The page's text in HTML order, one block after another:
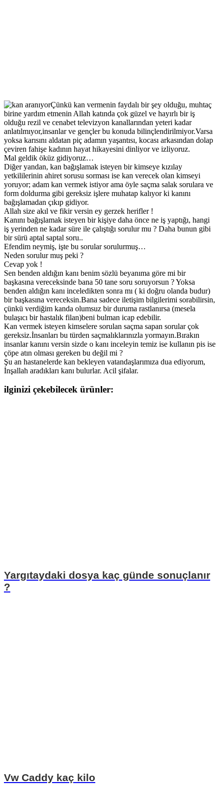
Çünkü kan vermenin faydalı bir şey olduğu, muhtaç
birine yardım etmenin Allah katında çok güzel ve hayırlı bir iş
olduğu rezil ve cenabet televizyon kanallarından yeteri kadar
anlatılmıyor,insanlar ve gençler bu konuda bilinçlendirilmiyor.Varsa
yoksa karısını aldatan piç adamın yaşantısı, kocası arkasından dolap
çeviren fahişe kadının hayat hikayesini dinliyor ve izliyoruz.
Mal geldik öküz gidiyoruz…
Diğer yandan, kan bağışlamak isteyen bir kimseye kızılay
yetkililerinin ahiret sorusu sorması ise kan verecek olan kimseyi
yoruyor; adam kan vermek istiyor ama öyle saçma salak sorulara ve
form doldurma gibi gereksiz işlere muhatap kalıyor ki kanını
bağışlamadan çıkıp gidiyor.
Allah size akıl ve fikir versin ey gerzek herifler !
Kanını bağışlamak isteyen bir kişiye daha önce ne iş yaptığı, hangi
iş yerinden ne kadar süre ile çalıştığı sorulur mu ? Daha bunun gibi
bir sürü aptal saptal soru..
Efendim neymiş, işte bu sorular sorulurmuş…
Neden sorulur muş peki ?
Cevap yok !
Sen benden aldığın kanı benim sözlü beyanıma göre mi bir
başkasına vereceksinde bana 50 tane soru soruyorsun ? Yoksa
benden aldığın kanı inceledikten sonra mı ( ki doğru olanda budur)
bir başkasına vereceksin.Bana sadece iletişim bilgilerimi sorabilirsin,
çünkü verdiğim kanda olumsuz bir duruma rastlanırsa (mesela
bulaşıcı bir hastalık filan)beni bulman icap edebilir.
Kan vermek isteyen kimselere sorulan saçma sapan sorular çok
gereksiz.İnsanları bu türden saçmalıklarınızla yormayın.Bırakın
insanlar kanını versin sizde o kanı inceleyin temiz ise kullanın pis ise
çöpe atın olması gereken bu değil mi ?
Şu an hastanelerde kan bekleyen vatandaşlarımıza dua ediyorum,
İnşallah aradıkları kanı bulurlar. Acil şifalar.
ilginizi çekebilecek ürünler:
Yargıtaydaki dosya kaç günde sonuçlanır
?
Vw Caddy kaç kilo